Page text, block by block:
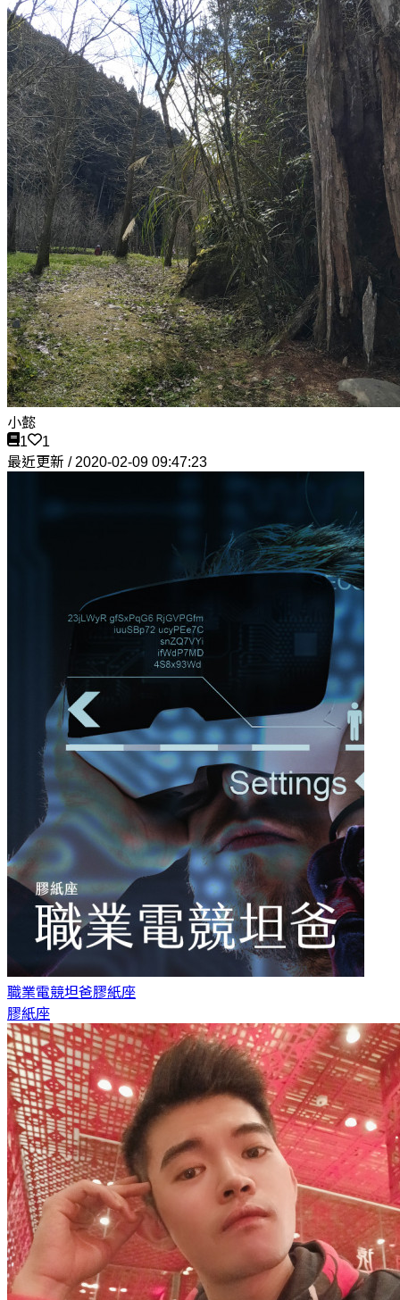
小懿
1
1
最近更新 / 2020-02-09 09:47:23
職業電競坦爸膠紙座
膠紙座